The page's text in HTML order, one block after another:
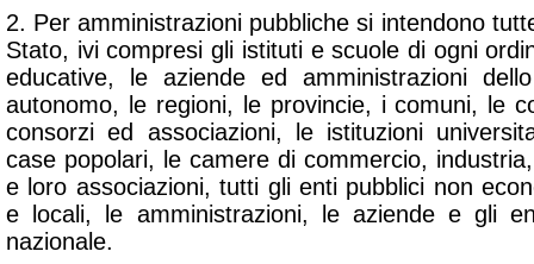
2. Per amministrazioni pubbliche si intendono
Stato, ivi compresi gli istituti e scuole di ogni
educative, le aziende ed amministrazioni
autonomo, le regioni, le provincie, i comuni, le
consorzi ed associazioni, le istituzioni
case popolari, le camere di commercio,
e loro associazioni, tutti gli enti pubblici non
e locali, le amministrazioni, le aziende e gli
nazionale.